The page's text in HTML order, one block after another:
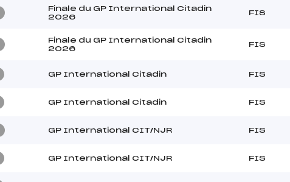
Finale du GP International Citadin
2026
FIS
Finale du GP International Citadin
2026
FIS
GP International Citadin FIS
GP International Citadin FIS
GP International CIT/NJR FIS
GP International CIT/NJR FIS